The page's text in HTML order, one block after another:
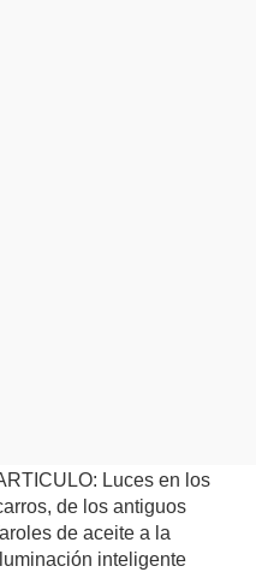
Luces en los
de los antiguos
de aceite a la
inteligente